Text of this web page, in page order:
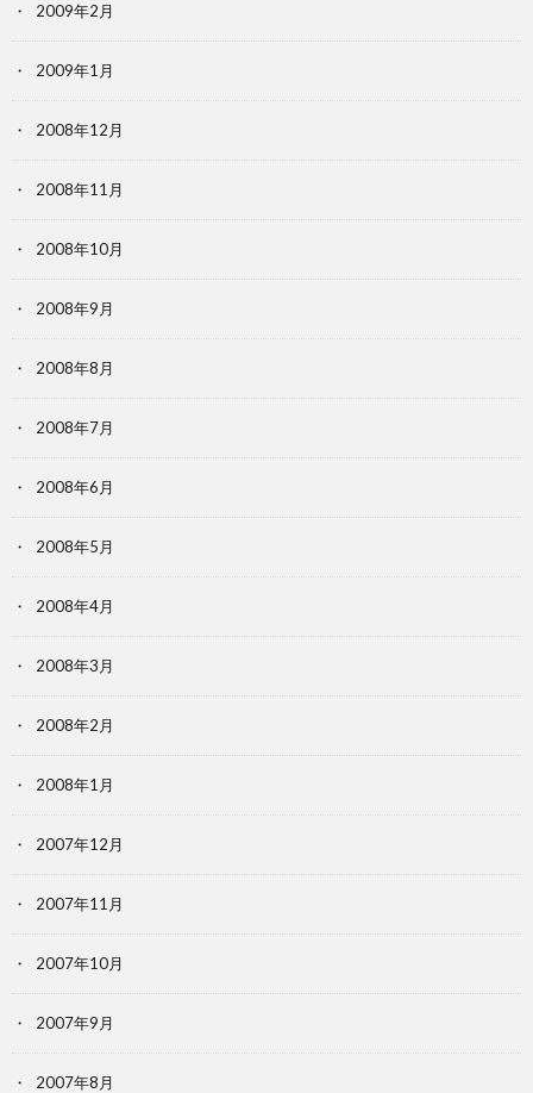
2009年2月
2009年1月
2008年12月
2008年11月
2008年10月
2008年9月
2008年8月
2008年7月
2008年6月
2008年5月
2008年4月
2008年3月
2008年2月
2008年1月
2007年12月
2007年11月
2007年10月
2007年9月
2007年8月